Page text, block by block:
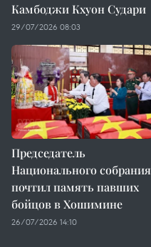
Камбоджи Кхуон Судари
29/07/2026 08:03
Председатель
Национального собрания
почтил память павших
бойцов в Хошимине
26/07/2026 14:10